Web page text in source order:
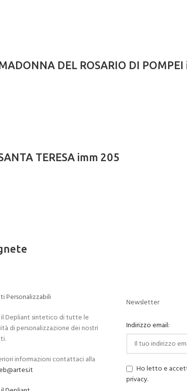
DEL ROSARIO DI POMPEI
TERESA imm 205
Personalizzabili
il Depliant sintetico di tutte le
di personalizzazione dei nostri
informazioni contattaci alla
Newsletter
Indirizzo email:
Ho letto e
privacy.